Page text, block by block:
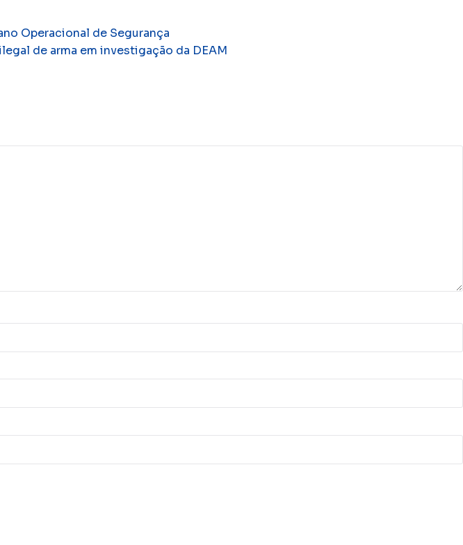
Operacional de Segurança
de arma em investigação da DEAM